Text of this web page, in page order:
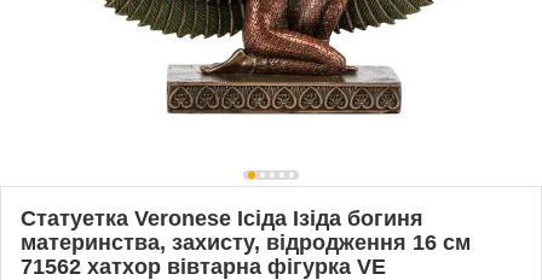
Статуетка Veronese Ісіда Ізіда богиня
материнства, захисту, відродження 16 см
71562 хатхор вівтарна фігурка VE